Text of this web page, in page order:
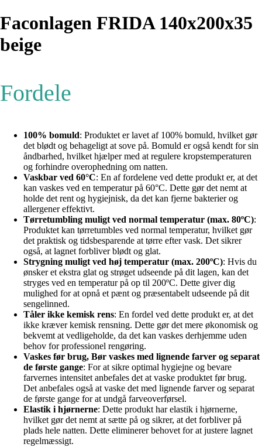
Faconlagen FRIDA 140x200x35
beige
Fordele
100% bomuld: Produktet er lavet af 100% bomuld, hvilket gør
det blødt og behageligt at sove på. Bomuld er også kendt for sin
åndbarhed, hvilket hjælper med at regulere kropstemperaturen
og forhindre overophedning om natten.
Vaskbar ved 60°C: En af fordelene ved dette produkt er, at det
kan vaskes ved en temperatur på 60°C. Dette gør det nemt at
holde det rent og hygiejnisk, da det kan fjerne bakterier og
allergener effektivt.
Tørretumbling muligt ved normal temperatur (max. 80ºC):
Produktet kan tørretumbles ved normal temperatur, hvilket gør
det praktisk og tidsbesparende at tørre efter vask. Det sikrer
også, at lagnet forbliver blødt og glat.
Strygning muligt ved høj temperatur (max. 200ºC): Hvis du
ønsker et ekstra glat og strøget udseende på dit lagen, kan det
stryges ved en temperatur på op til 200ºC. Dette giver dig
mulighed for at opnå et pænt og præsentabelt udseende på dit
sengelinned.
Tåler ikke kemisk rens: En fordel ved dette produkt er, at det
ikke kræver kemisk rensning. Dette gør det mere økonomisk og
bekvemt at vedligeholde, da det kan vaskes derhjemme uden
behov for professionel rengøring.
Vaskes før brug, Bør vaskes med lignende farver og separat
de første gange: For at sikre optimal hygiejne og bevare
farvernes intensitet anbefales det at vaske produktet før brug.
Det anbefales også at vaske det med lignende farver og separat
de første gange for at undgå farveoverførsel.
Elastik i hjørnerne: Dette produkt har elastik i hjørnerne,
hvilket gør det nemt at sætte på og sikrer, at det forbliver på
plads hele natten. Dette eliminerer behovet for at justere lagnet
regelmæssigt.